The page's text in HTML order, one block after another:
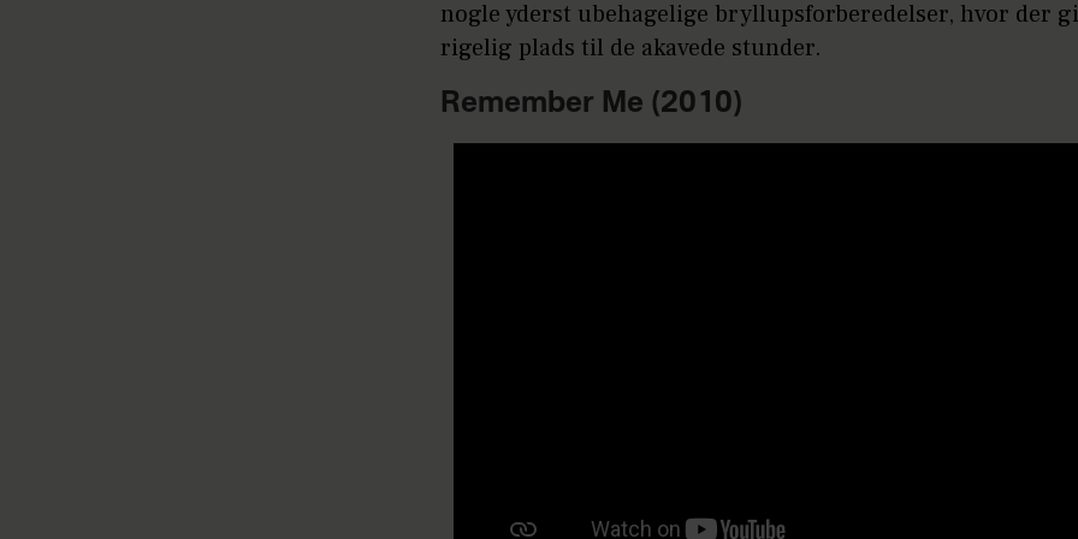
nogle yderst ubehagelige bryllupsforberedelser, hvor der
rigelig plads til de akavede stunder.
Remember Me (2010)